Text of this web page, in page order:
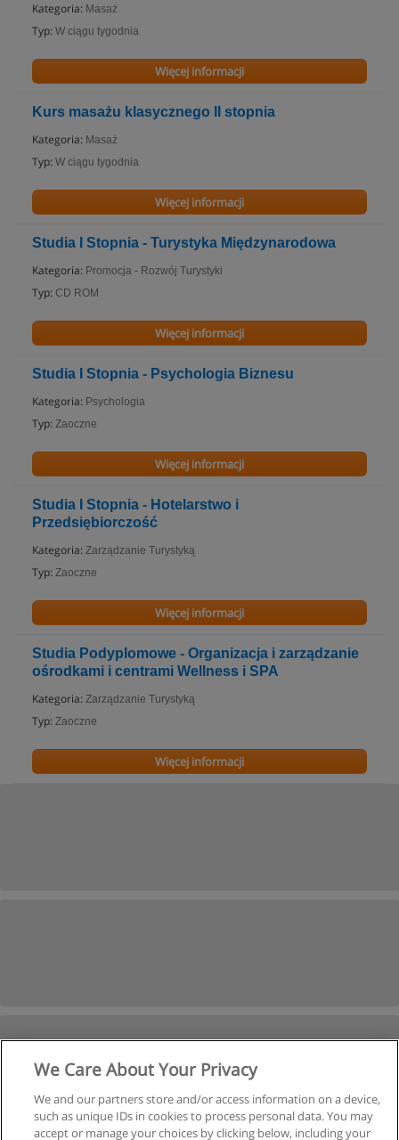
Kategoria: Masaż
Typ: W ciągu tygodnia
Więcej informacji
Kurs masażu klasycznego II stopnia
Kategoria: Masaż
Typ: W ciągu tygodnia
Więcej informacji
Studia I Stopnia - Turystyka Międzynarodowa
Kategoria: Promocja - Rozwój Turystyki
Typ: CD ROM
Więcej informacji
Studia I Stopnia - Psychologia Biznesu
Kategoria: Psychologia
Typ: Zaoczne
Więcej informacji
Studia I Stopnia - Hotelarstwo i
Przedsiębiorczość
Kategoria: Zarządzanie Turystyką
Typ: Zaoczne
Więcej informacji
Studia Podyplomowe - Organizacja i zarządzanie
ośrodkami i centrami Wellness i SPA
Kategoria: Zarządzanie Turystyką
Typ: Zaoczne
Więcej informacji
We Care About Your Privacy
We and our partners store and/or access information on a device,
such as unique IDs in cookies to process personal data. You may
accept or manage your choices by clicking below, including your